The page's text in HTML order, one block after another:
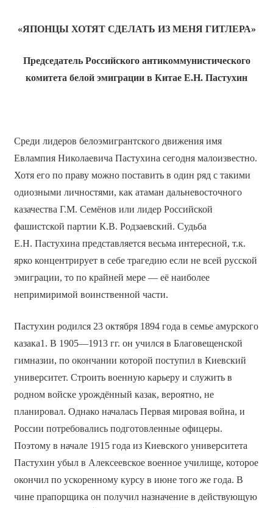
«ЯПОНЦЫ ХОТЯТ СДЕЛАТЬ ИЗ МЕНЯ ГИТЛЕРА»
Председатель Российского антикоммунистического
комитета белой эмиграции в Китае Е.Н. Пастухин
Среди лидеров белоэмигрантского движения имя
Евлампия Николаевича Пастухина сегодня малоизвестно.
Хотя его по праву можно поставить в один ряд с такими
одиозными личностями, как атаман дальневосточного
казачества Г.М. Семёнов или лидер Российской
фашистской партии К.В. Родзаевский. Судьба
Е.Н. Пастухина представляется весьма интересной, т.к.
ярко концентрирует в себе трагедию если не всей русской
эмиграции, то по крайней мере — её наиболее
непримиримой воинственной части.
Пастухин родился 23 октября 1894 года в семье амурского
казака1. В 1905—1913 гг. он учился в Благовещенской
гимназии, по окончании которой поступил в Киевский
университет. Строить военную карьеру и служить в
родном войске урождённый казак, вероятно, не
планировал. Однако началась Первая мировая война, и
России потребовались подготовленные офицеры.
Поэтому в начале 1915 года из Киевского университета
Пастухин убыл в Алексеевское военное училище, которое
окончил по ускоренному курсу в июне того же года. В
чине прапорщика он получил назначение в действующую